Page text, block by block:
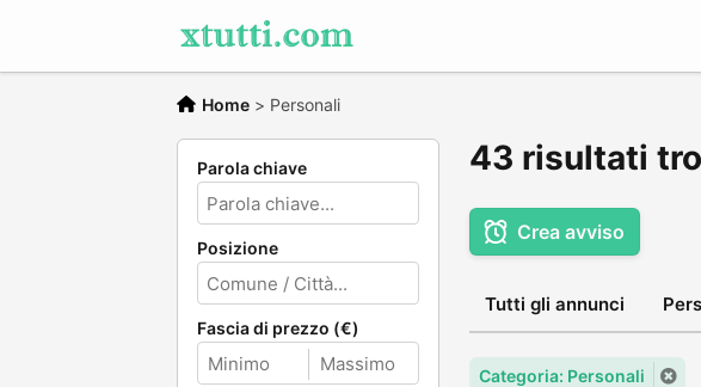
Home > Personali
Parola chiave
Posizione
Fascia di prezzo (€)
43 risultati
Crea avviso
Tutti gli annunci
Categoria: Personali